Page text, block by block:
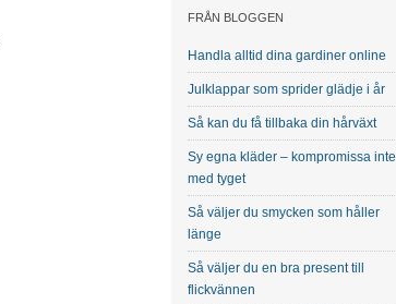
FRÅN BLOGGEN
Handla alltid dina gardiner online
Julklappar som sprider glädje i år
Så kan du få tillbaka din hårväxt
Sy egna kläder – kompromissa inte
med tyget
Så väljer du smycken som håller
länge
Så väljer du en bra present till
flickvännen